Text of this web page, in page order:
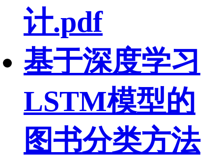
计.pdf
基于深度学习
LSTM模型的
图书分类方法